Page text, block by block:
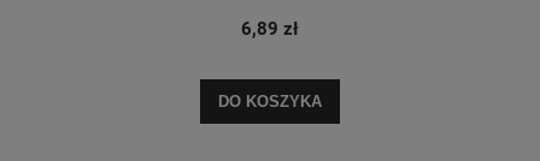
6,89 zł
DO KOSZYKA